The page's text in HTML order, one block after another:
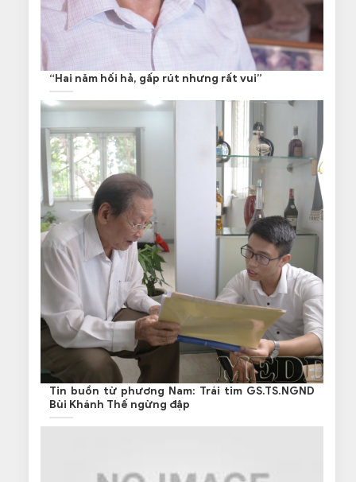
“Hai năm hối hả, gấp rút nhưng rất vui”
Tin buồn từ phương Nam: Trái tim GS.TS.NGND
Bùi Khánh Thế ngừng đập